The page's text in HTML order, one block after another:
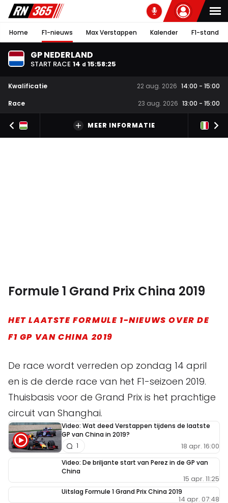
Home F1-nieuws Max Verstappen Kalender F1-stand
GP NEDERLAND
START RACE 14 d 15:58:25
Kwalificatie 22 aug. 2026 14:00 - 15:00
Race
23 aug. 2026 13:00 - 15:00
MEER INFORMATIE
Formule 1 Grand Prix China 2019
HET LAATSTE FORMULE 1-NIEUWS OVER DE
F1 GP VAN CHINA 2019
De race wordt verreden op zondag 14 april
en is de derde race van het F1-seizoen 2019.
Thuisbasis voor de Grand Prix is het prachtige
circuit van Shanghai.
Video: Wat deed Verstappen tijdens de laatste
GP van China in 2019?
18 apr. 16:00
1
Video: De briljante start van Perez in de GP van
China
15 apr. 11:25
Uitslag Formule 1 Grand Prix China 2019
14 apr. 07:48